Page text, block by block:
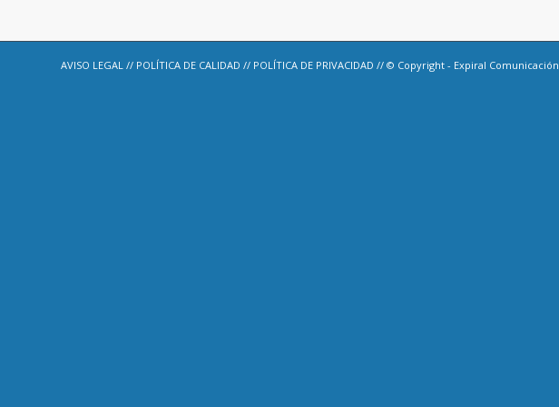
AVISO LEGAL // POLÍTICA DE CALIDAD // POLÍTICA DE PRIVACIDAD // © Copyright - Expiral Comunicación